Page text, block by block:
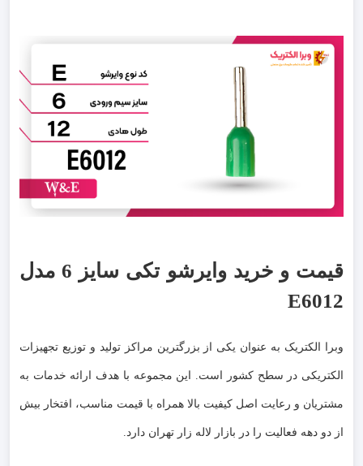
قیمت و خرید وایرشو تکی سایز 6 مدل
E6012
وبرا الکتریک به عنوان یکی از بزرگترین مراکز تولید و توزیع تجهیزات
الکتریکی در سطح کشور است. این مجموعه با هدف ارائه خدمات به
مشتریان و رعایت اصل کیفیت بالا همراه با قیمت مناسب، افتخار بیش
از دو دهه فعالیت را در بازار لاله زار تهران دارد.